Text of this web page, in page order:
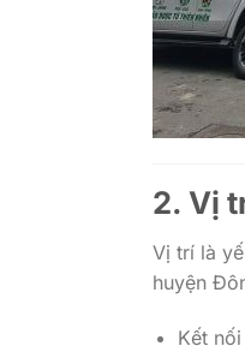
2. Vị
Vị trí là
huyện
Kết